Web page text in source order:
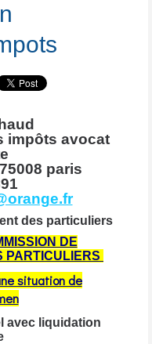
impôts avocat
75008 paris
des particuliers
DE
PARTICULIERS
situation de
avec liquidation